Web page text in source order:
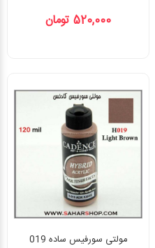
520,000 تومان
مولتی سورفیس ساده 019